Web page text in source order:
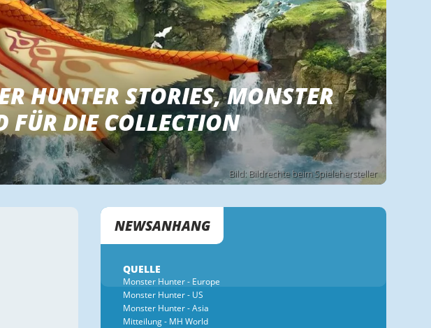
Bild: Bildrechte beim Spielehersteller
HUNTER STORIES, MONSTER
FÜR DIE COLLECTION
NEWSANHANG
QUELLE
Monster Hunter - Europe
Monster Hunter - US
Monster Hunter - Asia
Mitteilung - MH World